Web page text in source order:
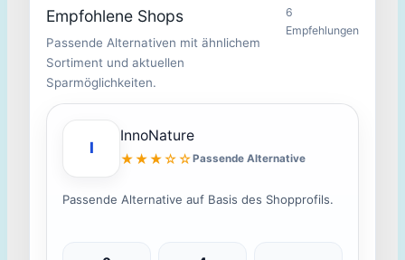
Empfohlene Shops
Passende Alternativen mit ähnlichem
Sortiment und aktuellen
Sparmöglichkeiten.
6
Empfehlungen
I
InnoNature
★★★☆☆Passende Alternative
Passende Alternative auf Basis des Shopprofils.